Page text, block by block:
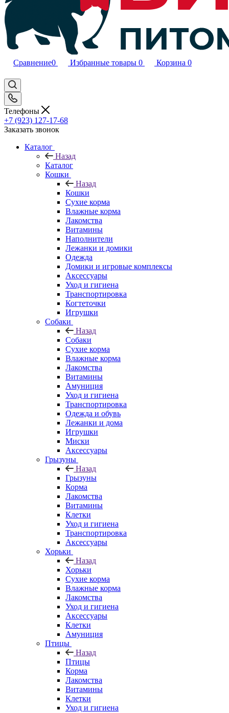
Сравнение0 Избранные товары 0 Корзина 0
Телефоны
+7 (923) 127-17-68
Заказать звонок
Каталог
Назад
Каталог
Кошки
Назад
Кошки
Сухие корма
Влажные корма
Лакомства
Витамины
Наполнители
Лежанки и домики
Одежда
Домики и игровые комплексы
Аксессуары
Уход и гигиена
Транспортировка
Когтеточки
Игрушки
Собаки
Назад
Собаки
Сухие корма
Влажные корма
Лакомства
Витамины
Амуниция
Уход и гигиена
Транспортировка
Одежда и обувь
Лежанки и дома
Игрушки
Миски
Аксессуары
Грызуны
Назад
Грызуны
Корма
Лакомства
Витамины
Клетки
Уход и гигиена
Транспортировка
Аксессуары
Хорьки
Назад
Хорьки
Сухие корма
Влажные корма
Лакомства
Уход и гигиена
Аксессуары
Клетки
Амуниция
Птицы
Назад
Птицы
Корма
Лакомства
Витамины
Клетки
Уход и гигиена